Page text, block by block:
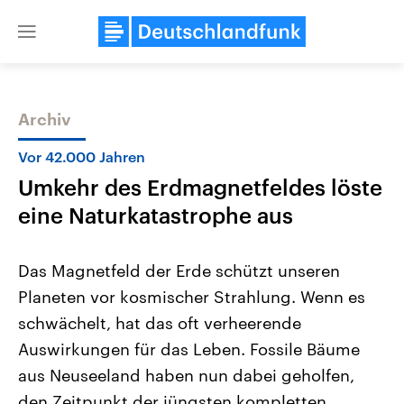
Close
Themen
Landtagswahl Sachsen-Anhalt
2026
Alle Informationen
Sachsen-Anhalt wählt am 6.
September 2026 einen neuen
Landtag. Seit 2021 wird das
Bundesland von einer Koalition aus
Aktuelle Beiträge,
Hintergründe
Wirtschaftlich und
gehören die Vereinigten
den mächtigsten Ländern
mit großem Einfluss auf
Archiv
Vor 42.000 Jahren
Umkehr des Erdmagnetfeldes löste
eine Naturkatastrophe aus
Das Magnetfeld der Erde schützt unseren
Planeten vor kosmischer Strahlung. Wenn es
schwächelt, hat das oft verheerende
Auswirkungen für das Leben. Fossile Bäume
aus Neuseeland haben nun dabei geholfen,